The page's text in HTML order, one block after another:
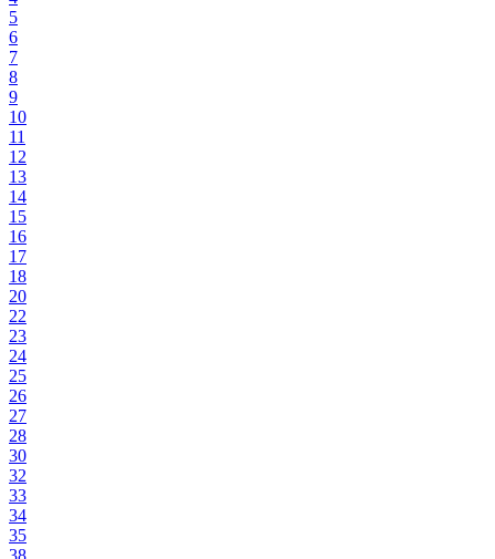
5
6
7
8
9
10
11
12
13
14
15
16
17
18
20
22
23
24
25
26
27
28
30
32
33
34
35
38